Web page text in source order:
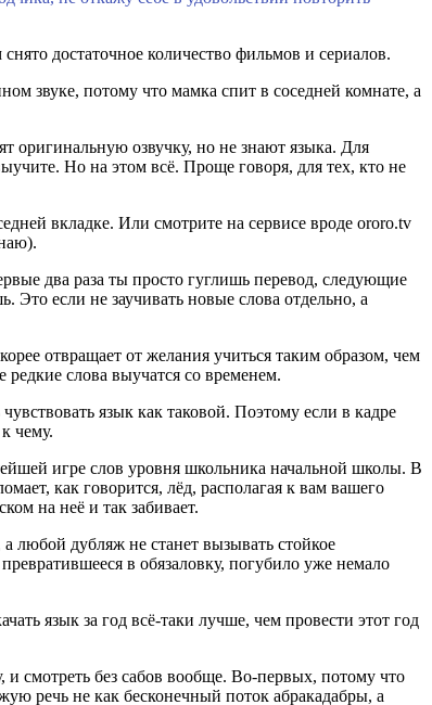
достаточное количество фильмов и сериалов.
звуке, потому что мамка спит в соседней комнате, а
оригинальную озвучку, но не знают языка. Для
Но на этом всё. Проще говоря, для тех, кто не
вкладке. Или смотрите на сервисе вроде ororo.tv
два раза ты просто гуглишь перевод, следующие
если не заучивать новые слова отдельно, а
отвращает от желания учиться таким образом, чем
слова выучатся со временем.
язык как таковой. Поэтому если в кадре
чему.
игре слов уровня школьника начальной школы. В
как говорится, лёд, располагая к вам вашего
на неё и так забивает.
любой дубляж не станет вызывать стойкое
в обязаловку, погубило уже немало
язык за год всё-таки лучше, чем провести этот год
смотреть без сабов вообще. Во-первых, потому что
речь не как бесконечный поток абракадабры, а